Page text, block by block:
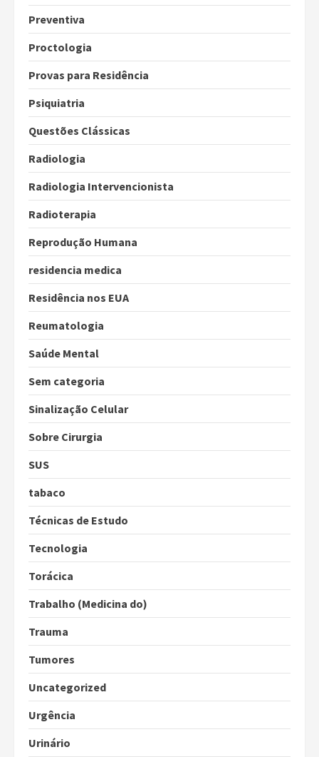
Preventiva
Proctologia
Provas para Residência
Psiquiatria
Questões Clássicas
Radiologia
Radiologia Intervencionista
Radioterapia
Reprodução Humana
residencia medica
Residência nos EUA
Reumatologia
Saúde Mental
Sem categoria
Sinalização Celular
Sobre Cirurgia
SUS
tabaco
Técnicas de Estudo
Tecnologia
Torácica
Trabalho (Medicina do)
Trauma
Tumores
Uncategorized
Urgência
Urinário